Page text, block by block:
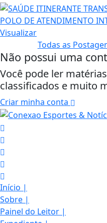
Visualizar
Todas as
Não possui uma
Você pode ler
classificados e muito
Criar minha conta
Início |
Sobre |
Painel do Leitor |